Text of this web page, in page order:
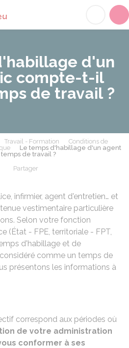
d'un
compte-t-il
de travail ?
Travail - Formation
Conditions de
Le temps d'habillage d'un agent
de travail ?
Partager
infirmier, agent d'entretien… et
vestimentaire particulière
Selon votre fonction
(État - FPE, territoriale - FPT,
d'habillage et de
comme un temps de
présentons les informations à
correspond aux périodes où
de votre administration
conformer à ses